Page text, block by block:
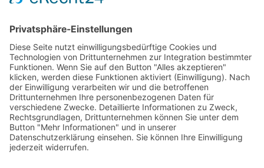
Kies- und Betonwerk
E-Mail
+423 232 64 43
Gebr. Hilti Generalunternehmung AG
E-Mail
+423 237 13 13